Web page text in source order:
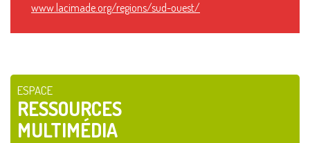
www.lacimade.org/regions/sud-ouest/
ESPACE
RESSOURCES
MULTIMÉDIA